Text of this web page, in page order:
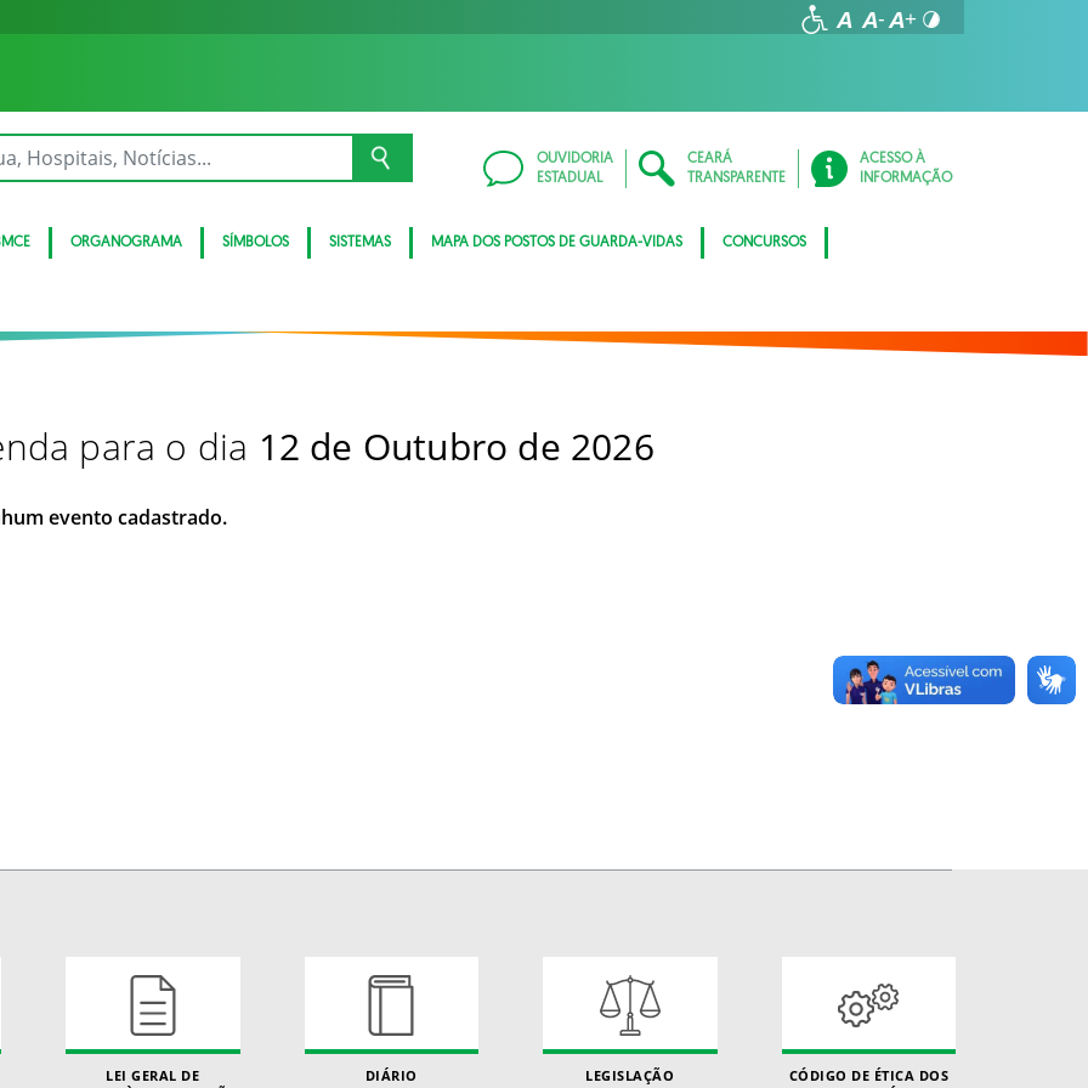
OUVIDORIA
ESTADUAL
CEARÁ
TRANSPARENTE
ACESSO À
INFORMAÇÃO
ORGANOGRAMA SÍMBOLOS SISTEMAS MAPA DOS POSTOS DE GUARDA-VIDAS CONCURSOS
para o dia 12 de Outubro de 2026
evento cadastrado.
LEI GERAL DE
DIÁRIO
LEGISLAÇÃO
CÓDIGO DE ÉTICA DOS